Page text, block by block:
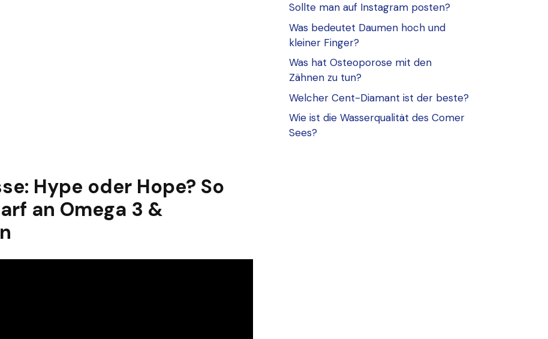
Hype oder Hope? So
an Omega 3 &
Sollte man auf Instagram posten?
Was bedeutet Daumen hoch und
kleiner Finger?
Was hat Osteoporose mit den
Zähnen zu tun?
Welcher Cent-Diamant ist der beste?
Wie ist die Wasserqualität des Comer
Sees?